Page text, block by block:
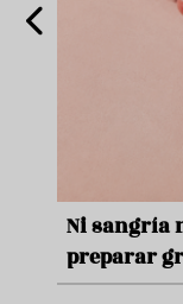
Ni sangría
preparar